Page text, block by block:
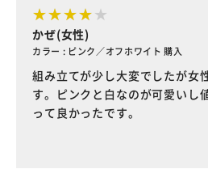
かぜ(女性)
カラー : ピンク／オフホワイト 購入
組み立てが少し大変でしたが女
す。ピンクと白なのが可愛いし
って良かったです。